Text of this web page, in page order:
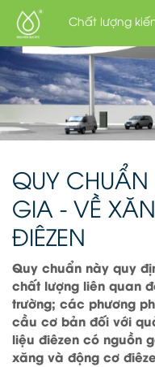
Chất lượng
QUY CHUẨN
GIA - VỀ
ĐIÊZEN
Quy chuẩn này quy
chất lượng liên quan
trường; các phương
cầu cơ bản đối với
liệu điêzen có nguồn
xăng và động cơ